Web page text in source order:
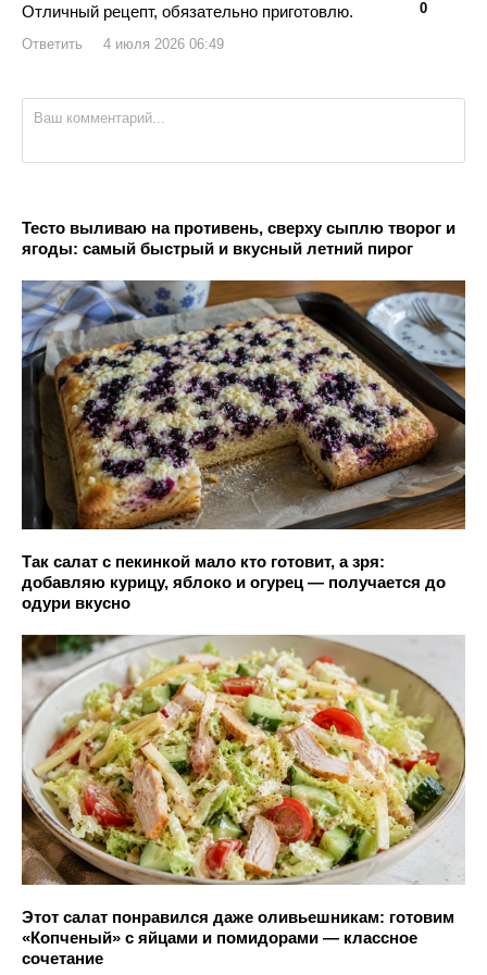
0
Отличный рецепт, обязательно приготовлю.
Ответить 4 июля 2026 06:49
Тесто выливаю на противень, сверху сыплю творог и
ягоды: самый быстрый и вкусный летний пирог
Так салат с пекинкой мало кто готовит, а зря:
добавляю курицу, яблоко и огурец — получается до
одури вкусно
Этот салат понравился даже оливьешникам: готовим
«Копченый» с яйцами и помидорами — классное
сочетание